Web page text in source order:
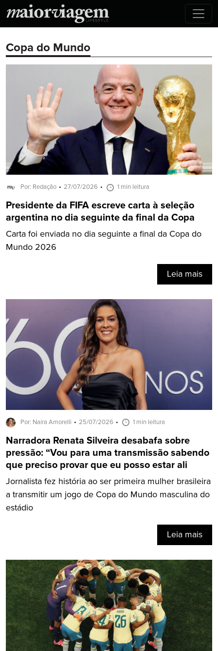
Copa do Mundo
Por: Redação 27/07/2026 1 min leitura
Presidente da FIFA escreve carta à seleção
argentina no dia seguinte da final da Copa
Carta foi enviada no dia seguinte a final da Copa do
Mundo 2026
Leia mais
Por: Naira Amorelli 25/07/2026 1 min leitura
Narradora Renata Silveira desabafa sobre
pressão: “Vou para uma transmissão sabendo
que preciso provar que eu posso estar ali
Jornalista fez história ao ser primeira mulher brasileira
a transmitir um jogo de Copa do Mundo masculina do
estádio
Leia mais